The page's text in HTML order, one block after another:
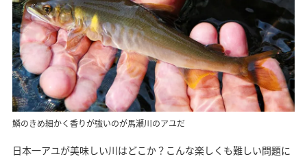
鱗のきめ細かく香りが強いのが馬瀬川のアユだ
日本一アユが美味しい川はどこか？こんな楽しくも難しい問題に